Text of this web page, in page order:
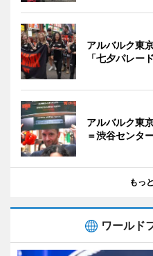
アルバルク東
「七夕パレード
アルバルク東
＝渋谷センタ
もっ
ワールド